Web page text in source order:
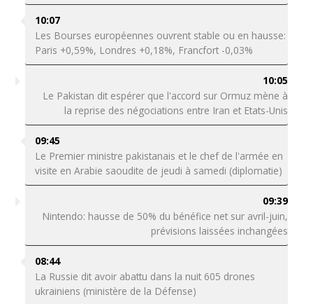
10:07
Les Bourses européennes ouvrent stable ou en hausse:
Paris +0,59%, Londres +0,18%, Francfort -0,03%
10:05
Le Pakistan dit espérer que l'accord sur Ormuz mène à
la reprise des négociations entre Iran et Etats-Unis
09:45
Le Premier ministre pakistanais et le chef de l'armée en
visite en Arabie saoudite de jeudi à samedi (diplomatie)
09:39
Nintendo: hausse de 50% du bénéfice net sur avril-juin,
prévisions laissées inchangées
08:44
La Russie dit avoir abattu dans la nuit 605 drones
ukrainiens (ministère de la Défense)